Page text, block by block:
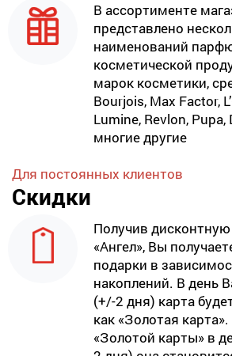
В ассортименте
представлено
наименований
косметической
марок косметики,
Bourjois, Max Factor,
Lumine, Revlon,
многие другие
Для постоянных клиентов
Скидки
Получив
«Ангел», Вы
подарки в
накоплений. В день
(+/-2 дня) карта
как «Золотая
«Золотой карты» в